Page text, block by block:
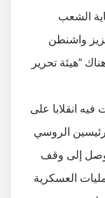
الشعب
واشنطن
“هيئة تحرير
انقلابا على
بين الرئيسين الروسي
إلى وقف
العسكرية